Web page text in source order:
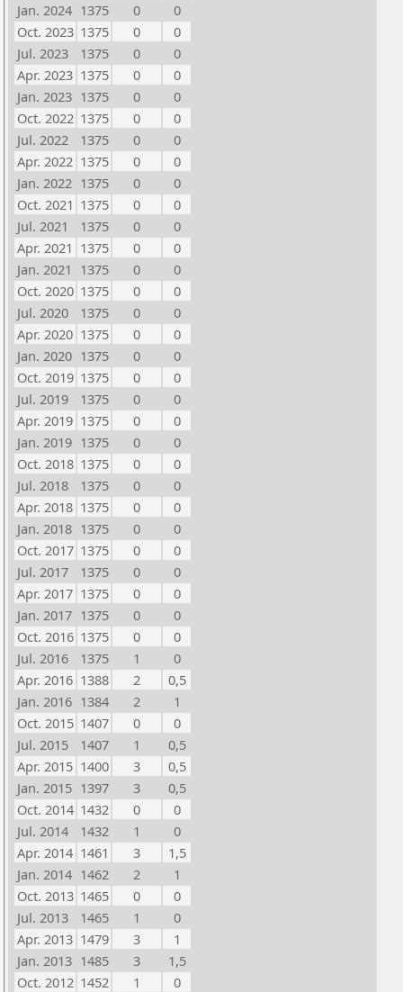
Jan. 2024 1375 0
0
Oct. 2023 1375 0
0
Jul. 2023
1375 0
0
Apr. 2023 1375 0
0
Jan. 2023 1375 0
0
Oct. 2022 1375 0
0
Jul. 2022
1375 0
0
Apr. 2022 1375 0
0
Jan. 2022 1375 0
0
Oct. 2021 1375 0
0
Jul. 2021
1375 0
0
Apr. 2021 1375 0
0
Jan. 2021 1375 0
0
Oct. 2020 1375 0
0
Jul. 2020
1375 0
0
Apr. 2020 1375 0
0
Jan. 2020 1375 0
0
Oct. 2019 1375 0
0
Jul. 2019
1375 0
0
Apr. 2019 1375 0
0
Jan. 2019 1375 0
0
Oct. 2018 1375 0
0
Jul. 2018
1375 0
0
Apr. 2018 1375 0
0
Jan. 2018 1375 0
0
Oct. 2017 1375 0
0
Jul. 2017
1375 0
0
Apr. 2017 1375 0
0
Jan. 2017 1375 0
0
Oct. 2016 1375 0
0
Jul. 2016
1375 1
0
Apr. 2016 1388 2
0,5
Jan. 2016 1384 2
1
Oct. 2015 1407 0
0
Jul. 2015
1407 1
0,5
Apr. 2015 1400 3
0,5
Jan. 2015 1397 3
0,5
Oct. 2014 1432 0
0
Jul. 2014
1432 1
0
Apr. 2014 1461 3
1,5
Jan. 2014 1462 2
1
Oct. 2013 1465 0
0
Jul. 2013
1465 1
0
Apr. 2013 1479 3
1
Jan. 2013 1485 3
1,5
Oct. 2012 1452 1
0